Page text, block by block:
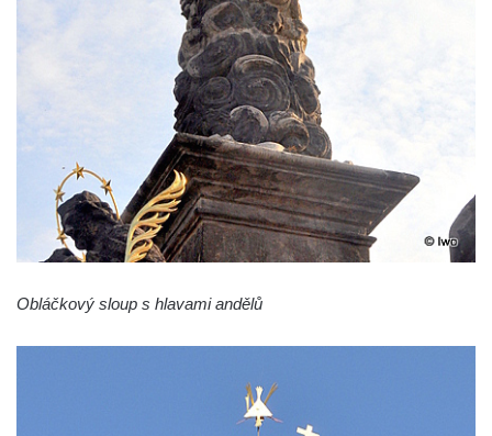
Sloup s reliéfem Panny Marie v Oseku
Sloup se sochou Piety ve Chlumci
Sloup svatého Prokopa na 2. náměstí v
Sloup s kaplicí (boží muka) v ulici ČSLA v
Bohušovicích nad Ohří
Sloup svatého Antonína Paduánského u
polní cesty jihovýchodně od Skalice u
České Lípy
Sloup svatého Václava na Václavském
Sloup svatého Jana Nepomuckého v
Obláčkový sloup s hlavami andělů